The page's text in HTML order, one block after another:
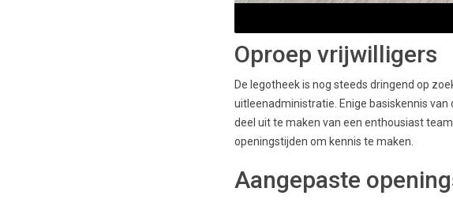
Oproep vrijwilligers
De legotheek is nog steeds dringend op
uitleenadministratie. Enige basiskennis
deel uit te maken van een enthousiast
openingstijden om kennis te maken.
Aangepaste